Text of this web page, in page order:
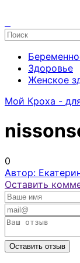
Здоровье
Женское
Мой Кроха -
0
Автор:
Оставить